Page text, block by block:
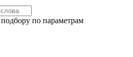
по параметрам